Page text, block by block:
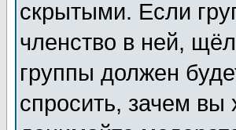
скрытыми. Если
членство в ней,
группы должен
спросить, зачем вы